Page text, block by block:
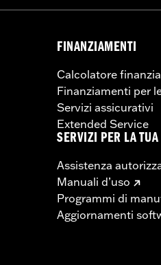
FINANZIAMENTI
Calcolatore
Finanziamenti per
Servizi assicurativi
Extended Service
SERVIZI PER LA
Assistenza
Manuali d’uso
Programmi di
Aggiornamenti